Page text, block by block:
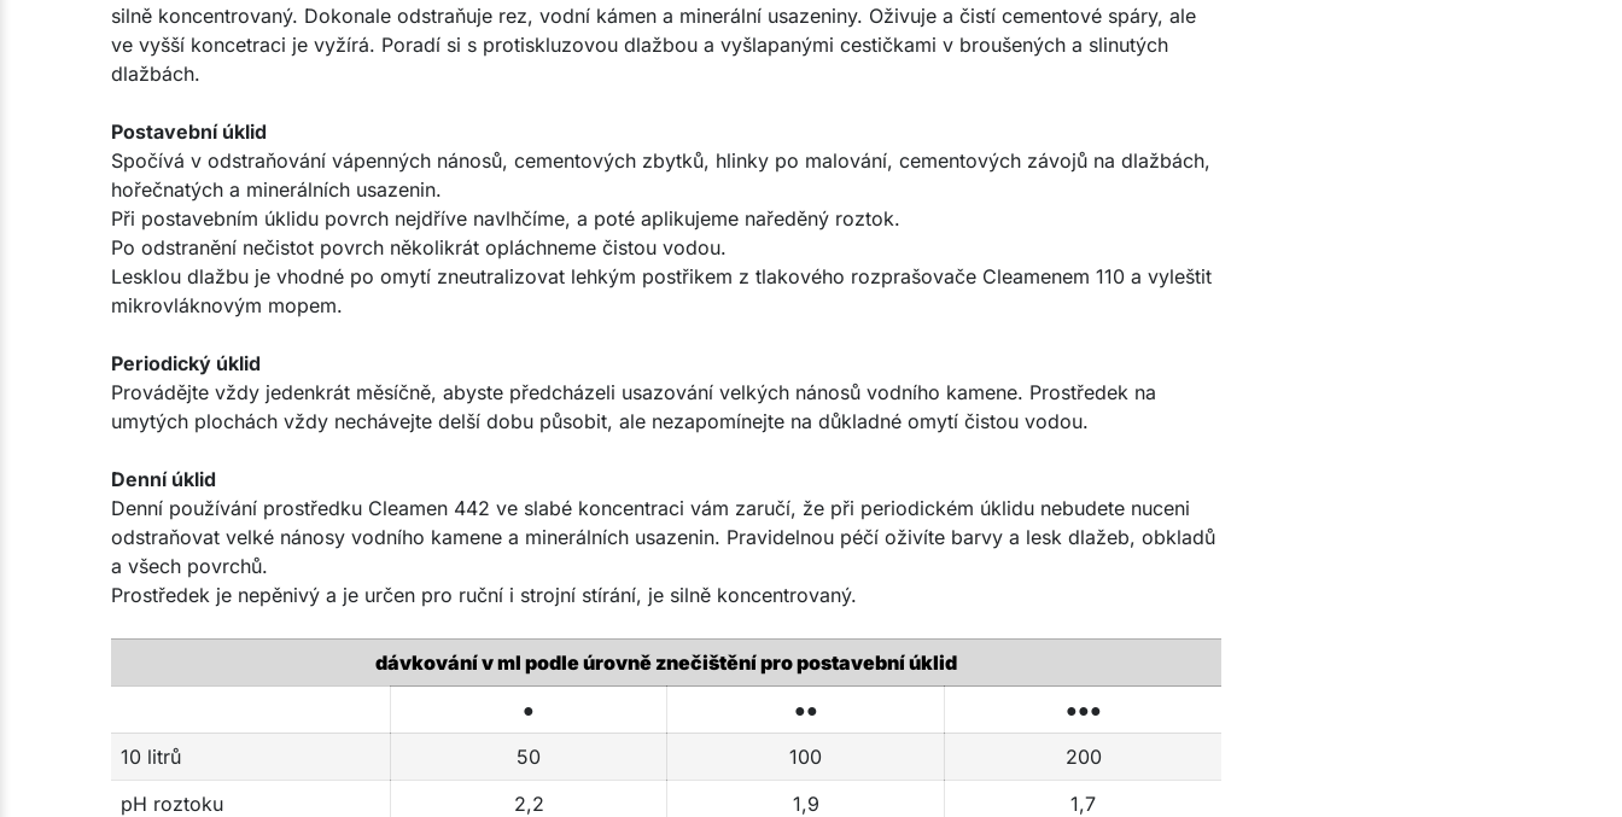
silně koncentrovaný. Dokonale odstraňuje rez, vodní kámen a minerální usazeniny. Oživuje a čistí cementové spáry, ale
ve vyšší koncetraci je vyžírá. Poradí si s protiskluzovou dlažbou a vyšlapanými cestičkami v broušených a slinutých
dlažbách.
Postavební úklid
Spočívá v odstraňování vápenných nánosů, cementových zbytků, hlinky po malování, cementových závojů na dlažbách,
hořečnatých a minerálních usazenin.
Při postavebním úklidu povrch nejdříve navlhčíme, a poté aplikujeme naředěný roztok.
Po odstranění nečistot povrch několikrát opláchneme čistou vodou.
Lesklou dlažbu je vhodné po omytí zneutralizovat lehkým postřikem z tlakového rozprašovače Cleamenem 110 a vyleštit
mikrovláknovým mopem.
Periodický úklid
Provádějte vždy jedenkrát měsíčně, abyste předcházeli usazování velkých nánosů vodního kamene. Prostředek na
umytých plochách vždy nechávejte delší dobu působit, ale nezapomínejte na důkladné omytí čistou vodou.
Denní úklid
Denní používání prostředku Cleamen 442 ve slabé koncentraci vám zaručí, že při periodickém úklidu nebudete nuceni
odstraňovat velké nánosy vodního kamene a minerálních usazenin. Pravidelnou péčí oživíte barvy a lesk dlažeb, obkladů
a všech povrchů.
Prostředek je nepěnivý a je určen pro ruční i strojní stírání, je silně koncentrovaný.
dávkování v ml podle úrovně znečištění pro postavební úklid
●
●●
●●●
10 litrů
50 100
200
pH roztoku
2,2 1,9
1,7